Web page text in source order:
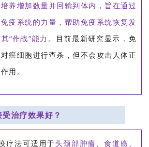
培养增加数量并回输到体内，旨在通过
疫系统的力量，帮助免疫系统恢复发
“作战”能力。
目前最新研究显示，免
癌细胞进行查杀，但不会攻击人体正
用。
治疗效果好？
疗法可适用于头颈部肿瘤、食道癌、